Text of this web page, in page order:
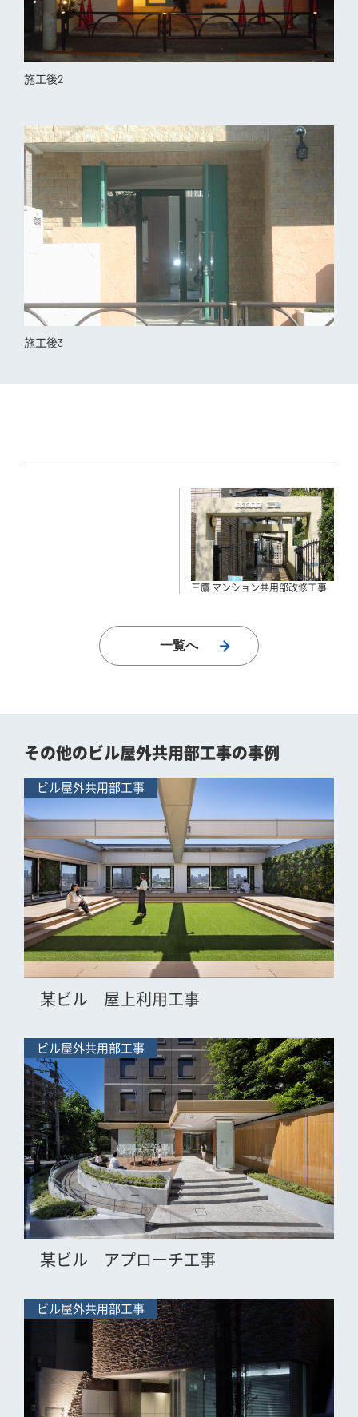
施工後2
施工後3
三鷹 マンション共用部改修工事
一覧へ
その他のビル屋外共用部工事の事例
ビル屋外共用部工事
某ビル 屋上利用工事
ビル屋外共用部工事
某ビル アプローチ工事
ビル屋外共用部工事